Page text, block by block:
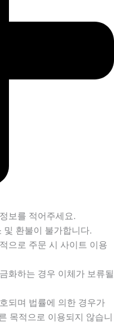
보를 적어주세요.
및 환불이 불가합니다.
으로 주문 시 사이트 이용
화하는 경우 이체가 보류될
되며 법률에 의한 경우가
목적으로 이용되지 않습니